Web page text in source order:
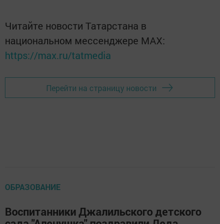
Читайте новости Татарстана в
национальном мессенджере MАХ:
https://max.ru/tatmedia
Перейти на страницу новости
ОБРАЗОВАНИЕ
Воспитанники Джалильского детского